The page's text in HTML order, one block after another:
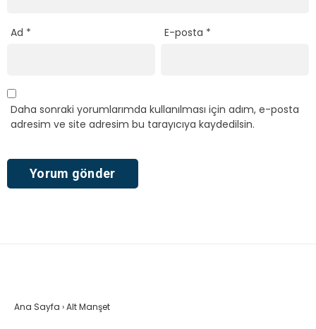
Ad * E-posta *
Daha sonraki yorumlarımda kullanılması için adım, e-posta
adresim ve site adresim bu tarayıcıya kaydedilsin.
Ana Sayfa ›Alt Manşet